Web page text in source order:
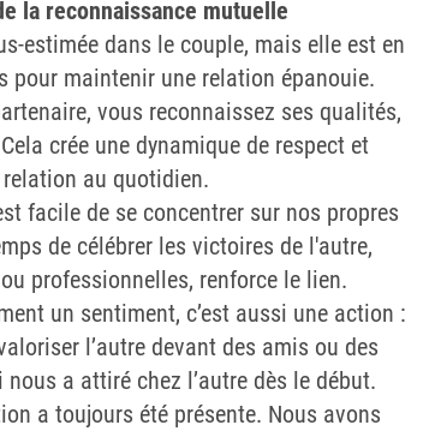
la reconnaissance mutuelle
estimée dans le couple, mais elle est en
pour maintenir une relation épanouie.
vous reconnaissez ses qualités,
crée une dynamique de respect et
au quotidien.
facile de se concentrer sur nos propres
de célébrer les victoires de l'autre,
professionnelles, renforce le lien.
un sentiment, c’est aussi une action :
l’autre devant des amis ou des
a attiré chez l’autre dès le début.
a toujours été présente. Nous avons